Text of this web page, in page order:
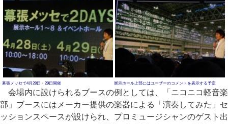
幕張メッセで4月28日・29日開催 展示ホール上部にはユーザーのコメントを表示する予定
会場内に設けられるブースの例としては、「ニコニコ軽音楽
部」ブースにはメーカー提供の楽器による「演奏してみた」セ
ッションスペースが設けられ、プロミュージシャンのゲスト出